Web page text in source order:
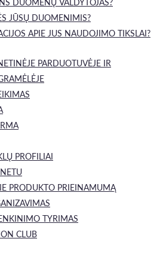
DUOMENŲ VALDYTOJAS?
JŪSŲ DUOMENIMIS?
APIE JUS NAUDOJIMO TIKSLAI?
PARDUOTUVĖJE IR
PROFILIAI
PRODUKTO PRIEINAMUMĄ
TYRIMAS
CLUB